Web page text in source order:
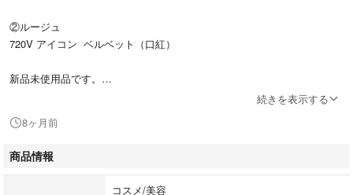
②ルージュ
720V アイコン ベルベット（口紅）
新品未使用品です。
素人の自宅保管であることをご理解いただける方のみご購入ください
防水対策を行い匿名配送します。
#ネイルエナメル
続きを表示する
8ヶ月前
商品情報
コスメ/美容